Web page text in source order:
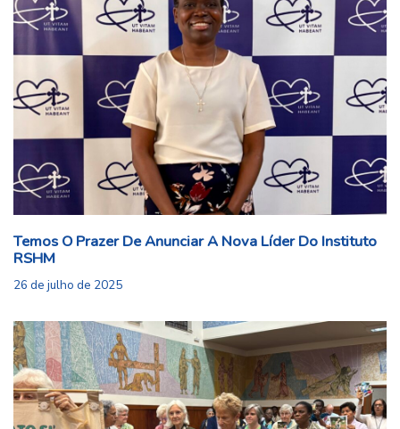
Temos O Prazer De Anunciar A Nova Líder Do Instituto
RSHM
26 de julho de 2025